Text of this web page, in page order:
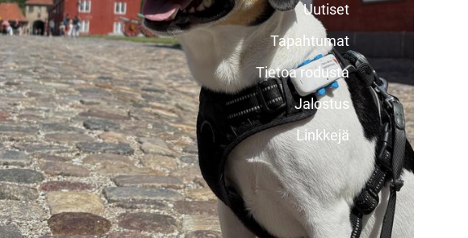
Uutiset
Tapahtumat
Tietoa rodusta
Jalostus
Linkkejä